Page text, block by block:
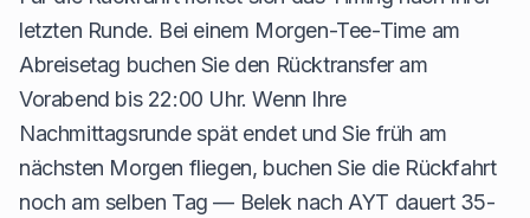
letzten Runde. Bei einem Morgen-Tee-Time am
Abreisetag buchen Sie den Rücktransfer am
Vorabend bis 22:00 Uhr. Wenn Ihre
Nachmittagsrunde spät endet und Sie früh am
nächsten Morgen fliegen, buchen Sie die Rückfahrt
noch am selben Tag — Belek nach AYT dauert 35-